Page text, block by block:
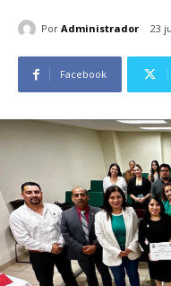
Por Administrador 23
Facebook